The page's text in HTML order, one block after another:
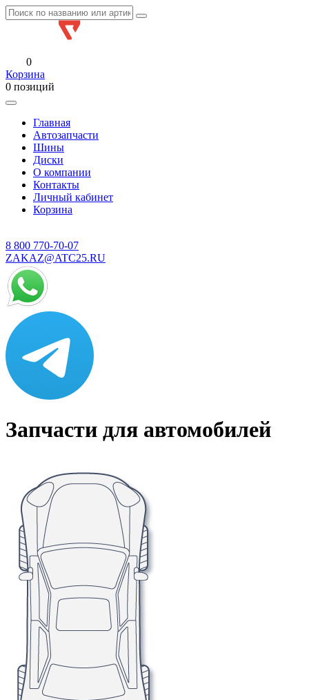
0
Корзина
0 позиций
Главная
Автозапчасти
Шины
Диски
О компании
Контакты
Личный кабинет
Корзина
8 800 770-70-07
ZAKAZ@ATC25.RU
Запчасти для автомобилей